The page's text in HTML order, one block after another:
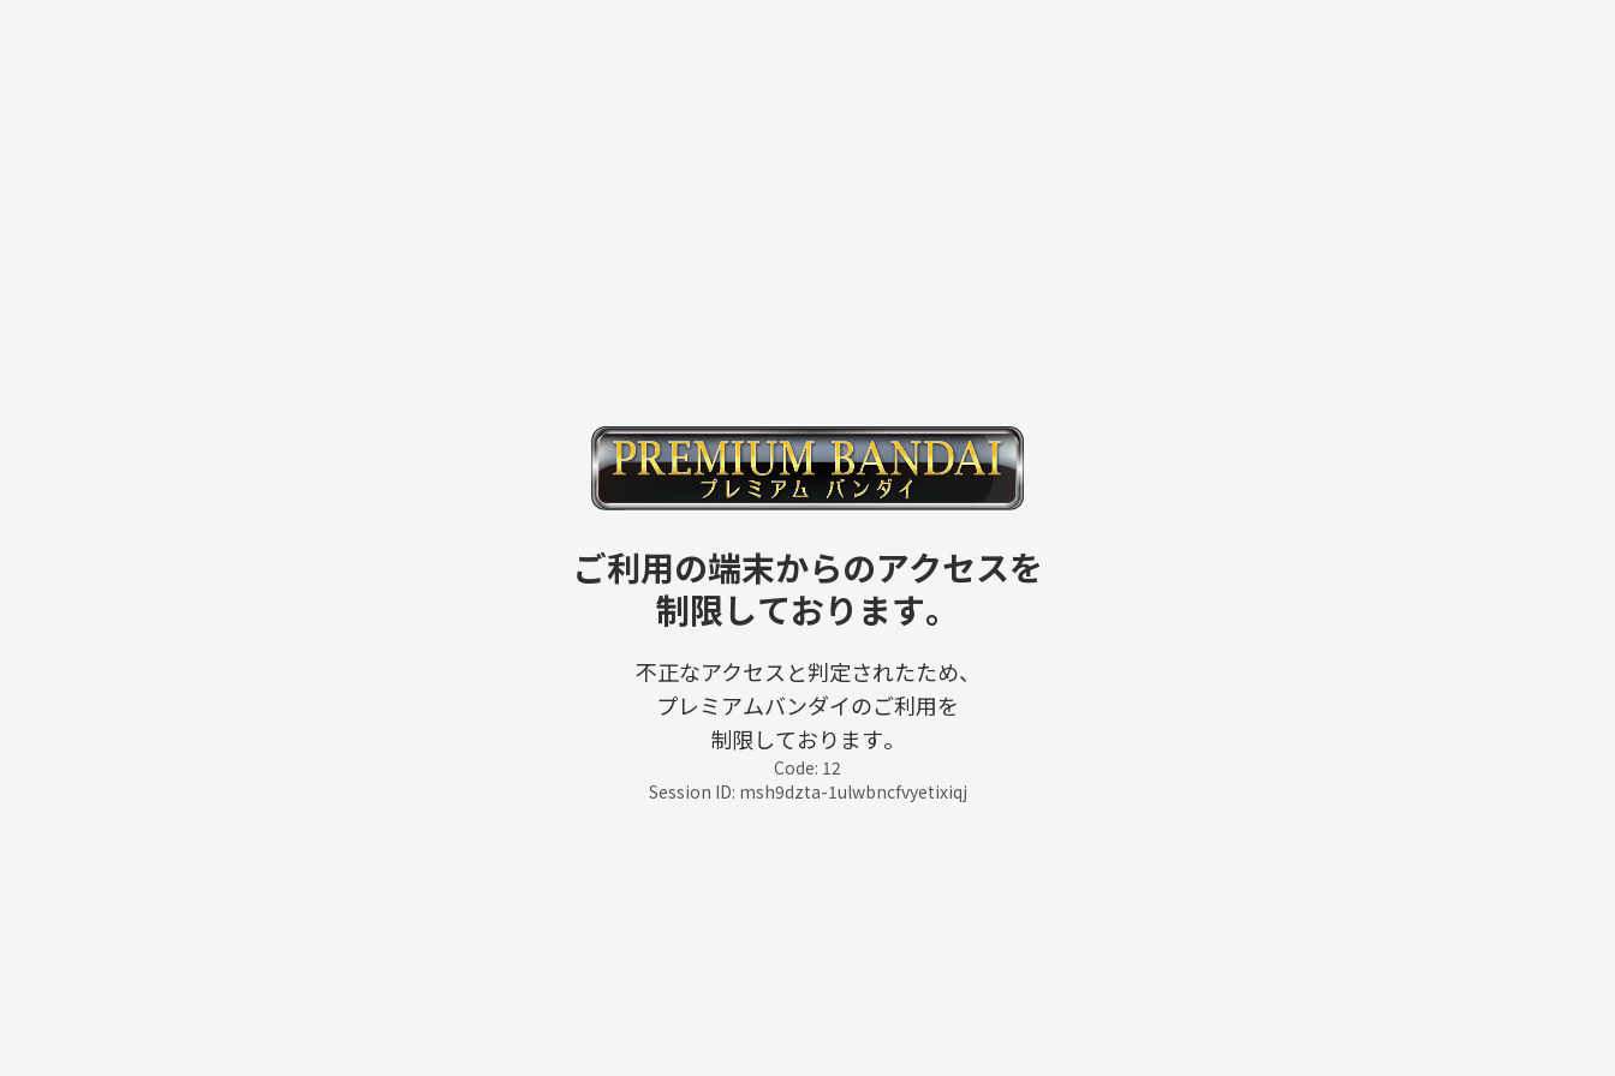
ご利用の端末からのアクセスを
制限しております。
不正なアクセスと判定されたため、
プレミアムバンダイのご利用を
制限しております。
Code: 12
Session ID: msh9dzta-1ulwbncfvyetixiqj